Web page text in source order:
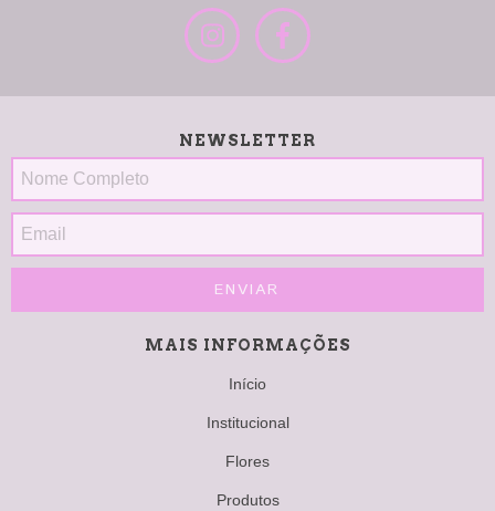
NEWSLETTER
MAIS INFORMAÇÕES
Início
Institucional
Flores
Produtos